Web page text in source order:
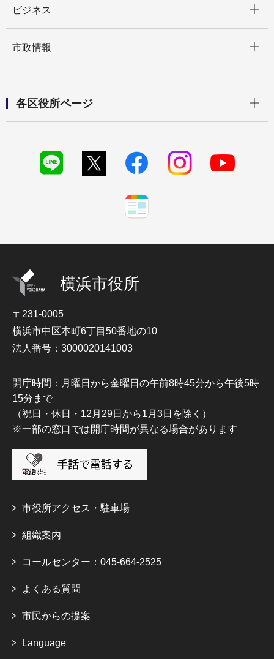
ビジネス
市政情報
各区役所ページ
横浜市役所
〒231-0005
横浜市中区本町6丁目50番地の10
法人番号：3000020141003
開庁時間：月曜日から金曜日の午前8時45分から午後5時
15分まで
（祝日・休日・12月29日から1月3日を除く）
※一部の窓口では開庁時間が異なる場合があります
市役所アクセス・駐車場
組織案内
コールセンター：045-664-2525
よくある質問
市民からの提案
Language